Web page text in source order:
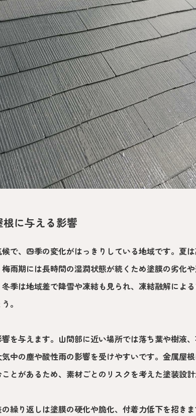
に与える影響
で、四季の変化がはっきりしている地域です。夏
雨期には長時間の湿潤状態が続くため塗膜の劣化
季は地域差で降雪や凍結も見られ、凍結融解によ
。
を与えます。山間部に近い場所では落ち葉や樹液
中の塵や酸性雨の影響を受けやすいです。金属屋
とがあるため、素材ごとのリスクを考えた塗装設計
繰り返しは塗膜の硬化や脆化、付着力低下を招き